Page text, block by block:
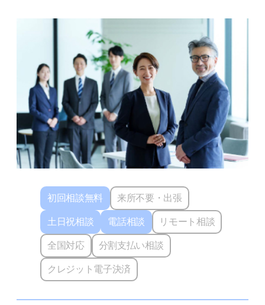
初回相談無料 来所不要・出張
土日祝相談 電話相談 リモート相談
全国対応 分割支払い相談
クレジット電子決済